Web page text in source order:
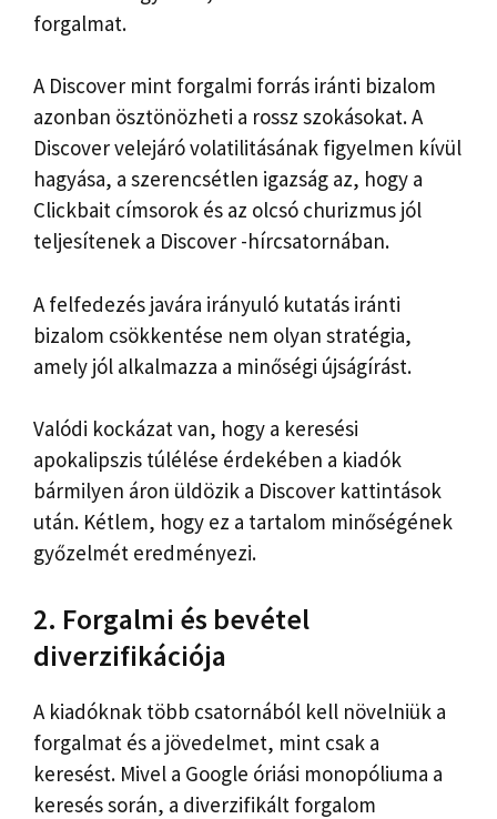
forgalmat.
A Discover mint forgalmi forrás iránti bizalom
azonban ösztönözheti a rossz szokásokat. A
Discover velejáró volatilitásának figyelmen kívül
hagyása, a szerencsétlen igazság az, hogy a
Clickbait címsorok és az olcsó churizmus jól
teljesítenek a Discover -hírcsatornában.
A felfedezés javára irányuló kutatás iránti
bizalom csökkentése nem olyan stratégia,
amely jól alkalmazza a minőségi újságírást.
Valódi kockázat van, hogy a keresési
apokalipszis túlélése érdekében a kiadók
bármilyen áron üldözik a Discover kattintások
után. Kétlem, hogy ez a tartalom minőségének
győzelmét eredményezi.
2. Forgalmi és bevétel
diverzifikációja
A kiadóknak több csatornából kell növelniük a
forgalmat és a jövedelmet, mint csak a
keresést. Mivel a Google óriási monopóliuma a
keresés során, a diverzifikált forgalom